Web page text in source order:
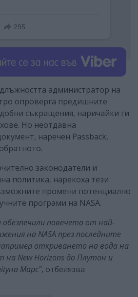
администратор на
опроверга предишните
съкращения, наричайки ги
Но неотдавна
наречен Passback,
законодатели и
политика, нарекоха тези
промени потенциално
програми на NASA.
обезпечили повечето от най-
на NASA през последните
откриването на вода на
на New Horizons до Плутон и
Марс", отбелязва